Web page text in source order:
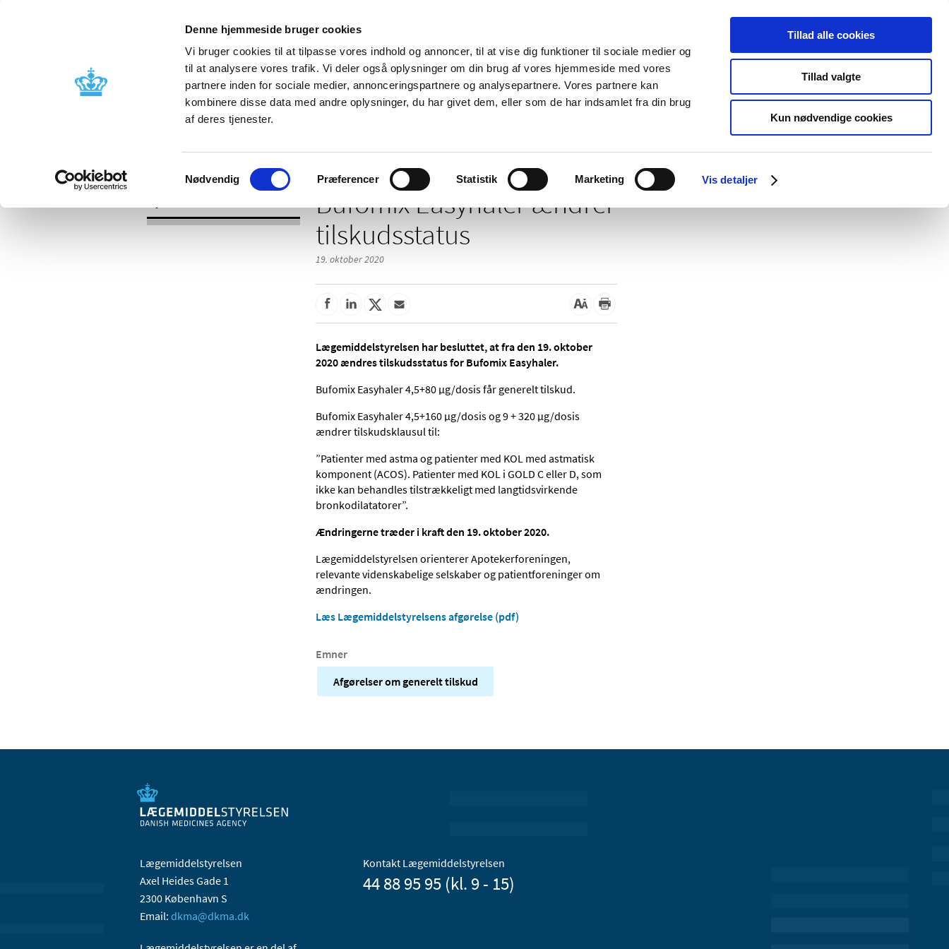
Denne hjemmeside bruger cookies
Vi bruger cookies til at tilpasse vores indhold og annoncer, til at vise dig funktioner til sociale medier og
til at analysere vores trafik. Vi deler også oplysninger om din brug af vores hjemmeside med vores
partnere inden for sociale medier, annonceringspartnere og analysepartnere. Vores partnere kan
kombinere disse data med andre oplysninger, du har givet dem, eller som de har indsamlet fra din brug
af deres tjenester.
Samtykkevalg
Nødvendig Præferencer Statistik Marketing Vis detaljer
Tillad alle cookies
Tillad valgte
Kun nødvendige cookies
Nyheder Om os Kontakt Udgivelser
Godkendelse og
Bivirkninger og
produktinformation
Tilskud og
Apoteker og salg af
Medicinsk
Særlige
produktområder
Bufomix Easyhaler ændrer
tilskudsstatus
19. oktober 2020
Lægemiddelstyrelsen har besluttet, at fra den 19. oktober
2020 ændres tilskudsstatus for Bufomix Easyhaler.
Bufomix Easyhaler 4,5+80 µg/dosis får generelt tilskud.
Bufomix Easyhaler 4,5+160 µg/dosis og 9 + 320 µg/dosis
ændrer tilskudsklausul til:
”Patienter med astma og patienter med KOL med astmatisk
komponent (ACOS). Patienter med KOL i GOLD C eller D, som
ikke kan behandles tilstrækkeligt med langtidsvirkende
bronkodilatatorer”.
Ændringerne træder i kraft den 19. oktober 2020.
Lægemiddelstyrelsen orienterer Apotekerforeningen,
relevante videnskabelige selskaber og patientforeninger om
ændringen.
Læs Lægemiddelstyrelsens afgørelse (pdf)
Emner
Afgørelser om generelt tilskud
Lægemiddelstyrelsen
Axel Heides Gade 1
2300 København S
Email: dkma@dkma.dk
Kontakt Lægemiddelstyrelsen
44 88 95 95 (kl. 9 - 15)